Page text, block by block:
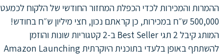
והמכירות לכדי הכפלת המחזור החודשי של הלקוח לכמעט
500,000 ש״ח במכירות, כן קראתם נכון, חצי מיליון ש״ח בחודש!
המותג קיבל 2 תגי Best Seller ב-2 קטגוריות שונות והוזמן
להשתתף באופן בלעדי בתוכנית היוקרתית Amazon Launching